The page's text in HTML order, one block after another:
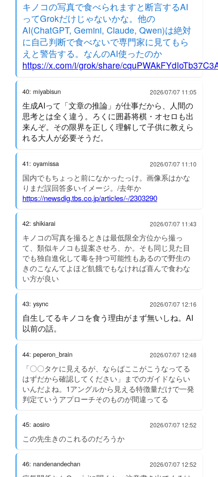
キノコの写真で食べられますと断言するAI
ってGrokだけじゃないかな。他の
AI(ChatGPT, Gemini, Claude, Qwen)は絶対
に自己判断で食べないで専門家に見てもら
えと警告する。なんのAI使ったのか
https://x.com/i/grok/share/
40: miyabisun 2026/07/07 11:05
生成AIって「文章の推論」が仕事だから、人間の
思考とは全く違う。ろくに囲碁将棋・オセロも出
来んぞ。その限界を正しく理解して子供に教えら
れる大人が必要そうだ。
41: oyamissa 2026/07/07 11:10
国内でもちょっと前になかったっけ。画像系はかな
りまだ誤回答多いイメージ。/去年か
https://newsdig.tbs.co.jp/articles/-/2303290
42: shikiarai 2026/07/07 11:43
キノコの写真を撮るときは最低限全方位から撮っ
て、類似キノコも提案させろ、か。そも同じ見た目
でも独自進化して毒を持つ可能性もあるので野生の
きのこなんてよほど飢餓でもなければ喜んで食わな
い方が良い
43: ysync 2026/07/07 12:16
自生してるキノコを食う理由がまず無いしね。AI
以前の話。
44: peperon_brain 2026/07/07 12:48
「〇〇タケに見えるが、ならばここがこうなってる
はずだから確認してください」までのガイドならい
いんだよね。1アングルから見える特徴量だけで一発
判定ていうアプローチそのものが間違ってる
45: aosiro 2026/07/07 12:52
この先生きのこれるのだろうか
46: nandenandechan 2026/07/07 12:52